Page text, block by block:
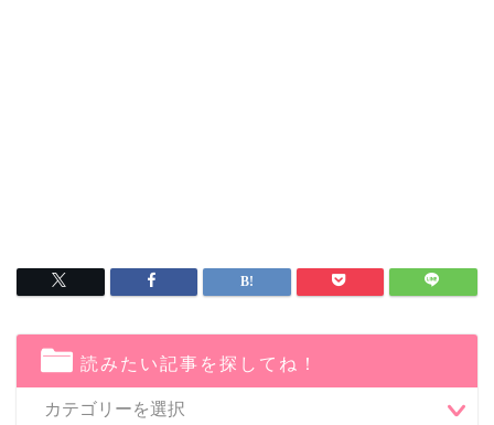
読みたい記事を探してね！